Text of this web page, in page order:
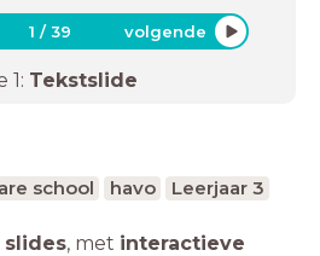
1 /39 volgende
1: Tekstslide
school havo Leerjaar 3
slides, met interactieve